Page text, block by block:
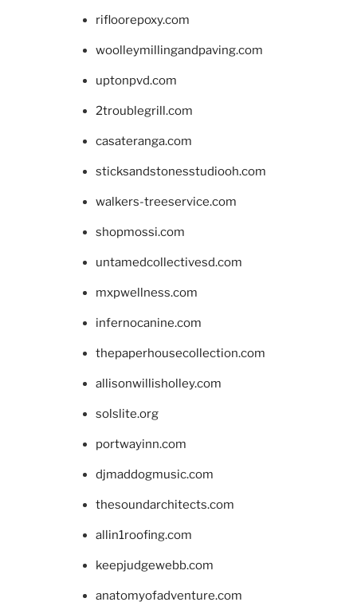
rifloorepoxy.com
woolleymillingandpaving.com
uptonpvd.com
2troublegrill.com
casateranga.com
sticksandstonesstudiooh.com
walkers-treeservice.com
shopmossi.com
untamedcollectivesd.com
mxpwellness.com
infernocanine.com
thepaperhousecollection.com
allisonwillisholley.com
solslite.org
portwayinn.com
djmaddogmusic.com
thesoundarchitects.com
allin1roofing.com
keepjudgewebb.com
anatomyofadventure.com